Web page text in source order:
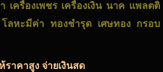
เครื่องเพชร เครื่องเงิน นาค แพลตติ
ลหะมีค่า ทองชำรุด เศษทอง กรอบ
ราคาสูง จ่ายเงินสด